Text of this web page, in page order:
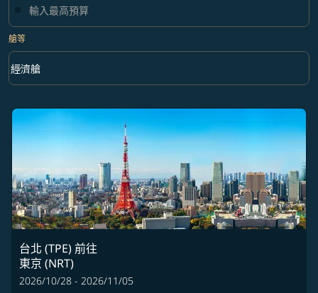
艙等
艙等 option 經濟艙 Selected
經濟艙
keyboard_arrow_down
台北 (TPE)前往
東京 (NRT)
2026/10/28 - 2026/11/05